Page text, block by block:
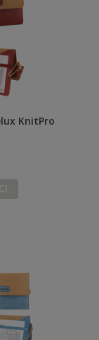
KnitPro